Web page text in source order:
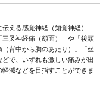
える感覚神経（知覚神経）
叉神経痛（顔面）」や「後頭
背中から胸のあたり）」「坐
で、いずれも激しい痛みが出
減などを目指すことができま